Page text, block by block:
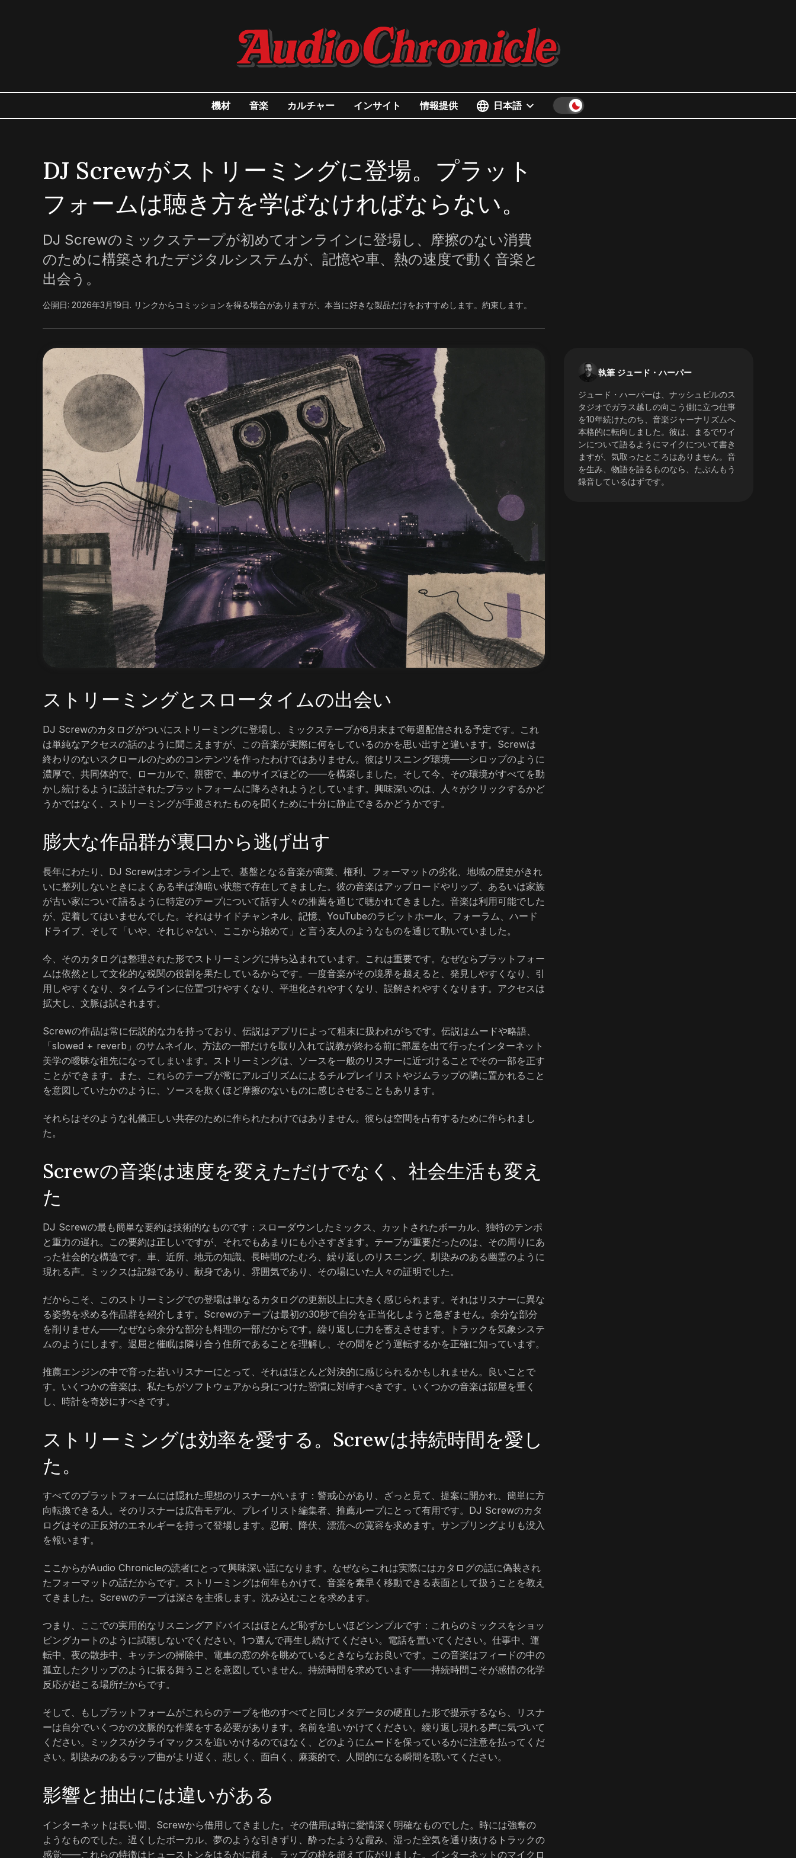
機材 音楽 カルチャー インサイト 情報提供 日本語
DJ Screwがストリーミングに登場。プラット
フォームは聴き方を学ばなければならない。
DJ Screwのミックステープが初めてオンラインに登場し、摩擦のない消費
のために構築されたデジタルシステムが、記憶や車、熱の速度で動く音楽と
出会う。
公開日: 2026年3月19日. リンクからコミッションを得る場合がありますが、本当に好きな製品だけをおすすめします。約束します。
執筆 ジュード・ハーパー
ジュード・ハーパーは、ナッシュビルのス
タジオでガラス越しの向こう側に立つ仕事
を10年続けたのち、音楽ジャーナリズムへ
本格的に転向しました。彼は、まるでワイ
ンについて語るようにマイクについて書き
ますが、気取ったところはありません。音
を生み、物語を語るものなら、たぶんもう
録音しているはずです。
ストリーミングとスロータイムの出会い
DJ Screwのカタログがついにストリーミングに登場し、ミックステープが6月末まで毎週配信される予定です。これ
は単純なアクセスの話のように聞こえますが、この音楽が実際に何をしているのかを思い出すと違います。Screwは
終わりのないスクロールのためのコンテンツを作ったわけではありません。彼はリスニング環境――シロップのように
濃厚で、共同体的で、ローカルで、親密で、車のサイズほどの――を構築しました。そして今、その環境がすべてを動
かし続けるように設計されたプラットフォームに降ろされようとしています。興味深いのは、人々がクリックするかど
うかではなく、ストリーミングが手渡されたものを聞くために十分に静止できるかどうかです。
膨大な作品群が裏口から逃げ出す
長年にわたり、DJ Screwはオンライン上で、基盤となる音楽が商業、権利、フォーマットの劣化、地域の歴史がきれ
いに整列しないときによくある半ば薄暗い状態で存在してきました。彼の音楽はアップロードやリップ、あるいは家族
が古い家について語るように特定のテープについて話す人々の推薦を通じて聴かれてきました。音楽は利用可能でした
が、定着してはいませんでした。それはサイドチャンネル、記憶、YouTubeのラビットホール、フォーラム、ハード
ドライブ、そして「いや、それじゃない、ここから始めて」と言う友人のようなものを通じて動いていました。
今、そのカタログは整理された形でストリーミングに持ち込まれています。これは重要です。なぜならプラットフォー
ムは依然として文化的な税関の役割を果たしているからです。一度音楽がその境界を越えると、発見しやすくなり、引
用しやすくなり、タイムラインに位置づけやすくなり、平坦化されやすくなり、誤解されやすくなります。アクセスは
拡大し、文脈は試されます。
Screwの作品は常に伝説的な力を持っており、伝説はアプリによって粗末に扱われがちです。伝説はムードや略語、
「slowed + reverb」のサムネイル、方法の一部だけを取り入れて説教が終わる前に部屋を出て行ったインターネット
美学の曖昧な祖先になってしまいます。ストリーミングは、ソースを一般のリスナーに近づけることでその一部を正す
ことができます。また、これらのテープが常にアルゴリズムによるチルプレイリストやジムラップの隣に置かれること
を意図していたかのように、ソースを欺くほど摩擦のないものに感じさせることもあります。
それらはそのような礼儀正しい共存のために作られたわけではありません。彼らは空間を占有するために作られまし
た。
Screwの音楽は速度を変えただけでなく、社会生活も変え
た
DJ Screwの最も簡単な要約は技術的なものです：スローダウンしたミックス、カットされたボーカル、独特のテンポ
と重力の遅れ。この要約は正しいですが、それでもあまりにも小さすぎます。テープが重要だったのは、その周りにあ
った社会的な構造です。車、近所、地元の知識、長時間のたむろ、繰り返しのリスニング、馴染みのある幽霊のように
現れる声。ミックスは記録であり、献身であり、雰囲気であり、その場にいた人々の証明でした。
だからこそ、このストリーミングでの登場は単なるカタログの更新以上に大きく感じられます。それはリスナーに異な
る姿勢を求める作品群を紹介します。Screwのテープは最初の30秒で自分を正当化しようと急ぎません。余分な部分
を削りません――なぜなら余分な部分も料理の一部だからです。繰り返しに力を蓄えさせます。トラックを気象システ
ムのようにします。退屈と催眠は隣り合う住所であることを理解し、その間をどう運転するかを正確に知っています。
推薦エンジンの中で育った若いリスナーにとって、それはほとんど対決的に感じられるかもしれません。良いことで
す。いくつかの音楽は、私たちがソフトウェアから身につけた習慣に対峙すべきです。いくつかの音楽は部屋を重く
し、時計を奇妙にすべきです。
ストリーミングは効率を愛する。Screwは持続時間を愛し
た。
すべてのプラットフォームには隠れた理想のリスナーがいます：警戒心があり、ざっと見て、提案に開かれ、簡単に方
向転換できる人。そのリスナーは広告モデル、プレイリスト編集者、推薦ループにとって有用です。DJ Screwのカタ
ログはその正反対のエネルギーを持って登場します。忍耐、降伏、漂流への寛容を求めます。サンプリングよりも没入
を報います。
ここからがAudio Chronicleの読者にとって興味深い話になります。なぜならこれは実際にはカタログの話に偽装され
たフォーマットの話だからです。ストリーミングは何年もかけて、音楽を素早く移動できる表面として扱うことを教え
てきました。Screwのテープは深さを主張します。沈み込むことを求めます。
つまり、ここでの実用的なリスニングアドバイスはほとんど恥ずかしいほどシンプルです：これらのミックスをショッ
ピングカートのように試聴しないでください。1つ選んで再生し続けてください。電話を置いてください。仕事中、運
転中、夜の散歩中、キッチンの掃除中、電車の窓の外を眺めているときならなお良いです。この音楽はフィードの中の
孤立したクリップのように振る舞うことを意図していません。持続時間を求めています――持続時間こそが感情の化学
反応が起こる場所だからです。
そして、もしプラットフォームがこれらのテープを他のすべてと同じメタデータの硬直した形で提示するなら、リスナ
ーは自分でいくつかの文脈的な作業をする必要があります。名前を追いかけてください。繰り返し現れる声に気づいて
ください。ミックスがクライマックスを追いかけるのではなく、どのようにムードを保っているかに注意を払ってくだ
さい。馴染みのあるラップ曲がより遅く、悲しく、面白く、麻薬的で、人間的になる瞬間を聴いてください。
影響と抽出には違いがある
インターネットは長い間、Screwから借用してきました。その借用は時に愛情深く明確なものでした。時には強奪の
ようなものでした。遅くしたボーカル、夢のような引きずり、酔ったような霞み、湿った空気を通り抜けるトラックの
感覚――これらの特徴はヒューストンをはるかに超え、ラップの枠を超えて広がりました。インターネットのマイクロ